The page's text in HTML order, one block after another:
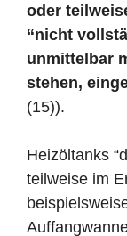
oder
“nicht
unmittelbar
stehen,
(15)).
Heizöltanks
teilweise im